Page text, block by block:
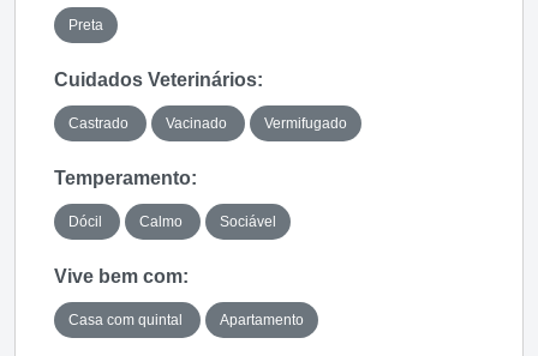
Preta
Cuidados Veterinários:
Castrado Vacinado Vermifugado
Temperamento:
Dócil Calmo Sociável
Vive bem com:
Casa com quintal Apartamento